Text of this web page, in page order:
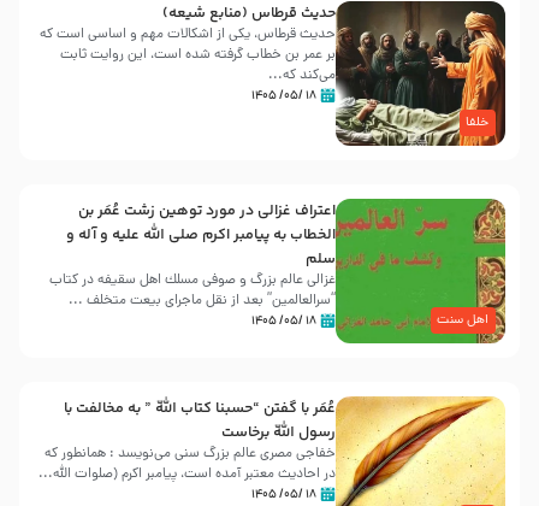
خلفا
حدیث قرطاس (منابع شیعه)
حدیث قرطاس، یکی از اشکالات مهم و اساسی است که
بر عمر بن خطاب گرفته شده است، این روایت ثابت
می‌کند که...
۱۸ /۰۵/ ۱۴۰۵
اهل سنت
اعتراف غزالی در مورد توهین زشت عُمَر بن
الخطاب به پیامبر اکرم صلی الله علیه و آله و
سلم
غزالی عالم بزرگ و صوفی مسلك اهل سقيفه در کتاب
“سرالعالمین” بعد از نقل ماجرای بیعت متخلف ...
۱۸ /۰۵/ ۱۴۰۵
عُمَر با گفتن “حسبنا كتاب اللّه ” به مخالفت با
رسول اللّه برخاست
خفاجی مصری عالم بزرگ سنی می‌نویسد : همانطور که
در احادیث معتبر آمده است، پیامبر اکرم (صلوات اللّه...
۱۸ /۰۵/ ۱۴۰۵